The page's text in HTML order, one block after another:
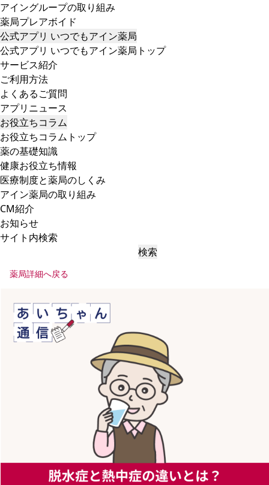
アイングループの取り組み
薬局プレアボイド
公式アプリ いつでもアイン薬局
公式アプリ いつでもアイン薬局トップ
サービス紹介
ご利用方法
よくあるご質問
アプリニュース
お役立ちコラム
お役立ちコラムトップ
薬の基礎知識
健康お役立ち情報
医療制度と薬局のしくみ
アイン薬局の取り組み
CM紹介
お知らせ
サイト内検索
検索
薬局詳細へ戻る